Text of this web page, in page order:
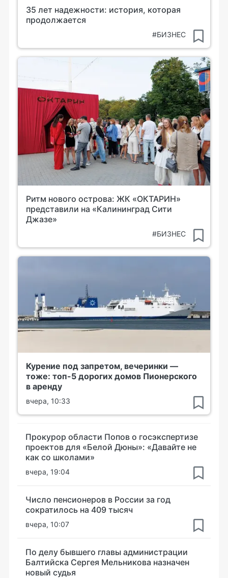
35 лет надежности: история, которая
продолжается
#БИЗНЕС
Ритм нового острова: ЖК «ОКТАРИН»
представили на «Калининград Сити
Джазе»
#БИЗНЕС
Курение под запретом, вечеринки —
тоже: топ-5 дорогих домов Пионерского
в аренду
вчера, 10:33
Прокурор области Попов о госэкспертизе
проектов для «Белой Дюны»: «Давайте не
как со школами»
вчера, 19:04
Число пенсионеров в России за год
сократилось на 409 тысяч
вчера, 10:07
По делу бывшего главы администрации
Балтийска Сергея Мельникова назначен
новый судья